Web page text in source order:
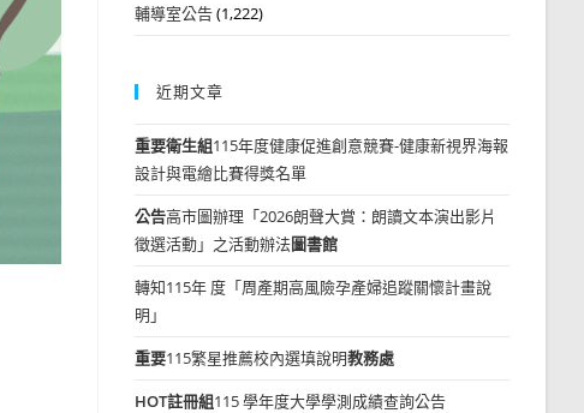
輔導室公告(1,222)
近期文章
重要衛生組115年度健康促進創意競賽-健康新視界海報
設計與電繪比賽得獎名單
公告高市圖辦理「2026朗聲大賞：朗讀文本演出影片
徵選活動」之活動辦法圖書館
轉知115年 度「周產期高風險孕產婦追蹤關懷計畫說
明」
重要115繁星推薦校內選填說明教務處
HOT註冊組115 學年度大學學測成績查詢公告